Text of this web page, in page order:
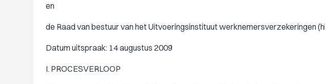
en
de Raad van bestuur van het Uitvoeringsinstituut werknemersverzekeringen
Datum uitspraak: 14 augustus 2009
I. PROCESVERLOOP